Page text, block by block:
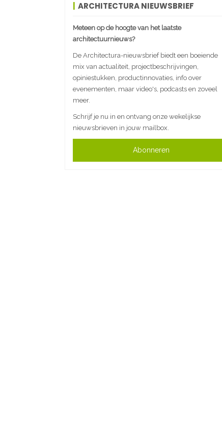
ARCHITECTURA NIEUWSBRIEF
Meteen op de hoogte van het laatste
architectuurnieuws?
De Architectura-nieuwsbrief biedt een boeiende
mix van actualiteit, projectbeschrijvingen,
opiniestukken, productinnovaties, info over
evenementen, maar video's, podcasts en zoveel
meer.
Schrijf je nu in en ontvang onze wekelijkse
nieuwsbrieven in jouw mailbox.
Abonneren